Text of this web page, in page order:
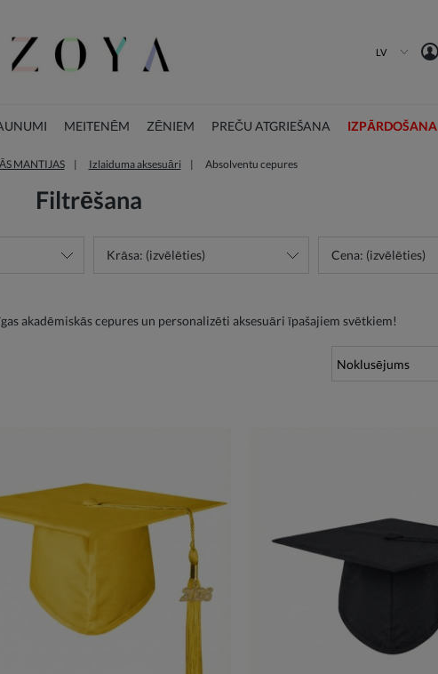
LV
MEITENĒM ZĒNIEM PREČU ATGRIEŠANA IZPĀRDOŠANA
MANTIJAS Izlaiduma aksesuāri Absolventu cepures
Filtrēšana
Krāsa: (izvēlēties) Cena: (izvēlēties)
akadēmiskās cepures un personalizēti aksesuāri īpašajiem svētkiem!